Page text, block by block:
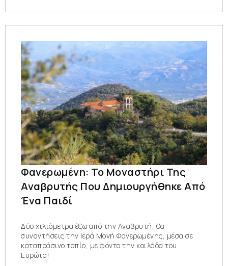
Φανερωμένη: Το Μοναστήρι Της
Αναβρυτής Που Δημιουργήθηκε Από
Ένα Παιδί
Δύο χιλιόμετρα έξω από την Αναβρυτή, θα
συναντήσεις την Ιερά Μονή Φανερωμένης, μέσα σε
καταπράσινο τοπίο, με φόντο την κοιλάδα του
Ευρώτα!